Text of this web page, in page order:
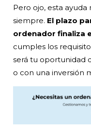
Pero ojo, esta
siempre. El plazo
ordenador finaliza
cumples los
será tu oportunidad
o con una inversión